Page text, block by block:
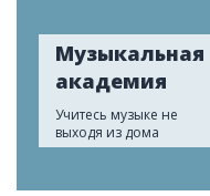
Музыкальная
академия
Учитесь музыке не
выходя из дома